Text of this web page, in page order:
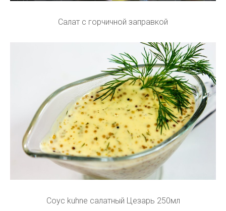
Салат с горчичной заправкой
Соус kuhne салатный Цезарь 250мл